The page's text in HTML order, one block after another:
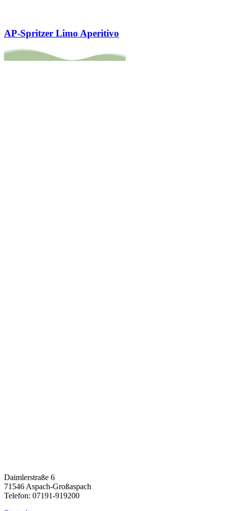
AP-Spritzer Limo Aperitivo
Daimlerstraße 6
71546 Aspach-Großaspach
Telefon: 07191-919200